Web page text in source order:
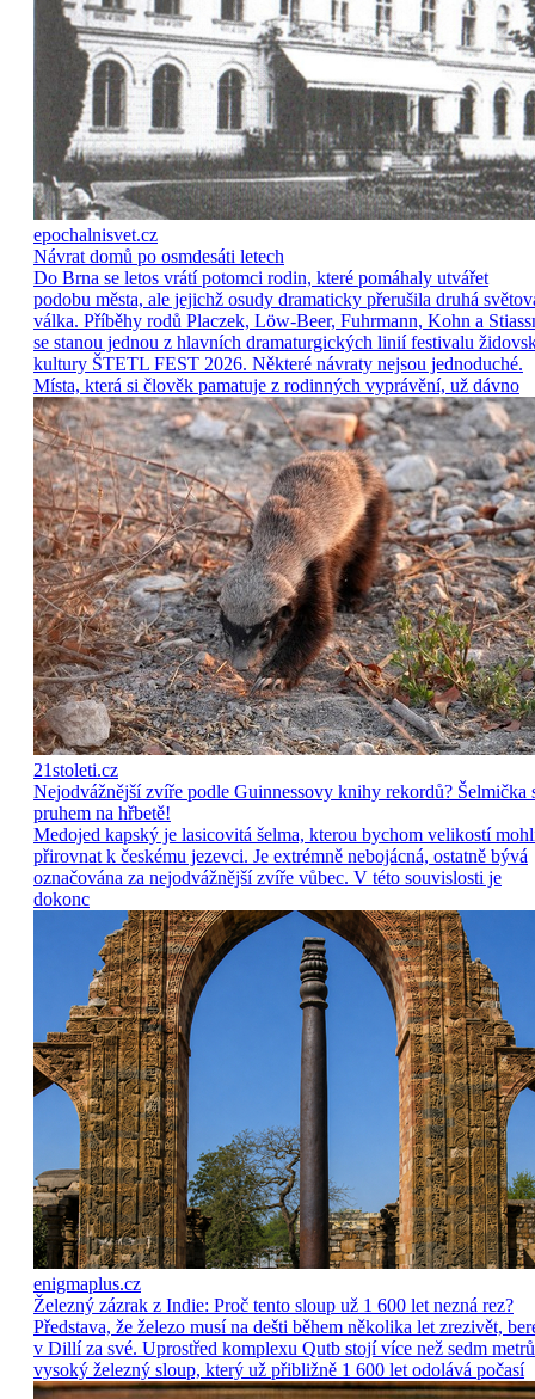
epochalnisvet.cz
Návrat domů po osmdesáti letech
Do Brna se letos vrátí potomci rodin, které pomáhaly utvářet
podobu města, ale jejichž osudy dramaticky přerušila druhá
válka. Příběhy rodů Placzek, Löw-Beer, Fuhrmann, Kohn a
se stanou jednou z hlavních dramaturgických linií festivalu
kultury ŠTETL FEST 2026. Některé návraty nejsou jednoduché.
Místa, která si člověk pamatuje z rodinných vyprávění, už dávno
21stoleti.cz
Nejodvážnější zvíře podle Guinnessovy knihy rekordů? Šelmička
pruhem na hřbetě!
Medojed kapský je lasicovitá šelma, kterou bychom velikostí
přirovnat k českému jezevci. Je extrémně nebojácná, ostatně bývá
označována za nejodvážnější zvíře vůbec. V této souvislosti je
dokonc
enigmaplus.cz
Železný zázrak z Indie: Proč tento sloup už 1 600 let nezná rez?
Představa, že železo musí na dešti během několika let zrezivět,
v Dillí za své. Uprostřed komplexu Qutb stojí více než sedm metrů
vysoký železný sloup, který už přibližně 1 600 let odolává počasí